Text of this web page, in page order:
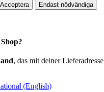
Acceptera Endast nödvändiga
, das mit deiner Lieferadresse
(English)